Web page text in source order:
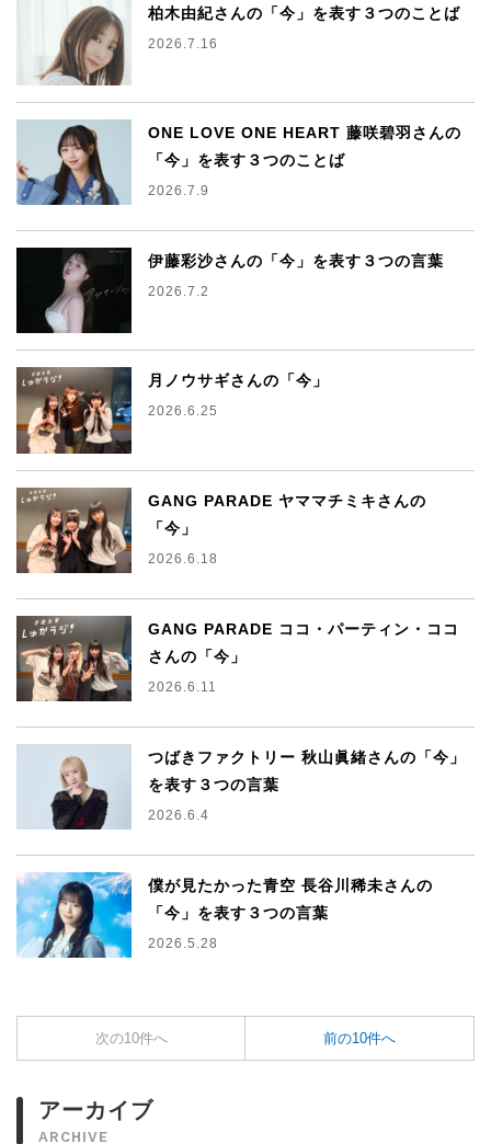
柏木由紀さんの「今」を表す３つのことば
2026.7.16
ONE LOVE ONE HEART 藤咲碧羽さんの
「今」を表す３つのことば
2026.7.9
伊藤彩沙さんの「今」を表す３つの言葉
2026.7.2
月ノウサギさんの「今」
2026.6.25
GANG PARADE ヤママチミキさんの
「今」
2026.6.18
GANG PARADE ココ・パーティン・ココ
さんの「今」
2026.6.11
つばきファクトリー 秋山眞緒さんの「今」
を表す３つの言葉
2026.6.4
僕が見たかった青空 長谷川稀未さんの
「今」を表す３つの言葉
2026.5.28
次の10件へ 前の10件へ
アーカイブ
ARCHIVE